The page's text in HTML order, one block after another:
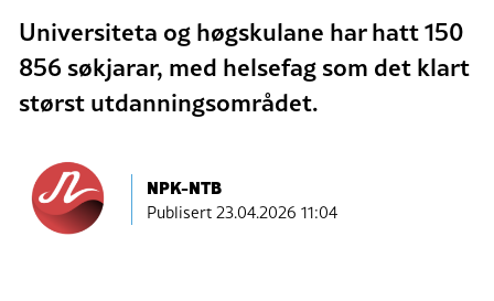
Universiteta og høgskulane har hatt 150
856 søkjarar, med helsefag som det klart
størst utdanningsområdet.
NPK-NTB
Publisert23.04.2026 11:04